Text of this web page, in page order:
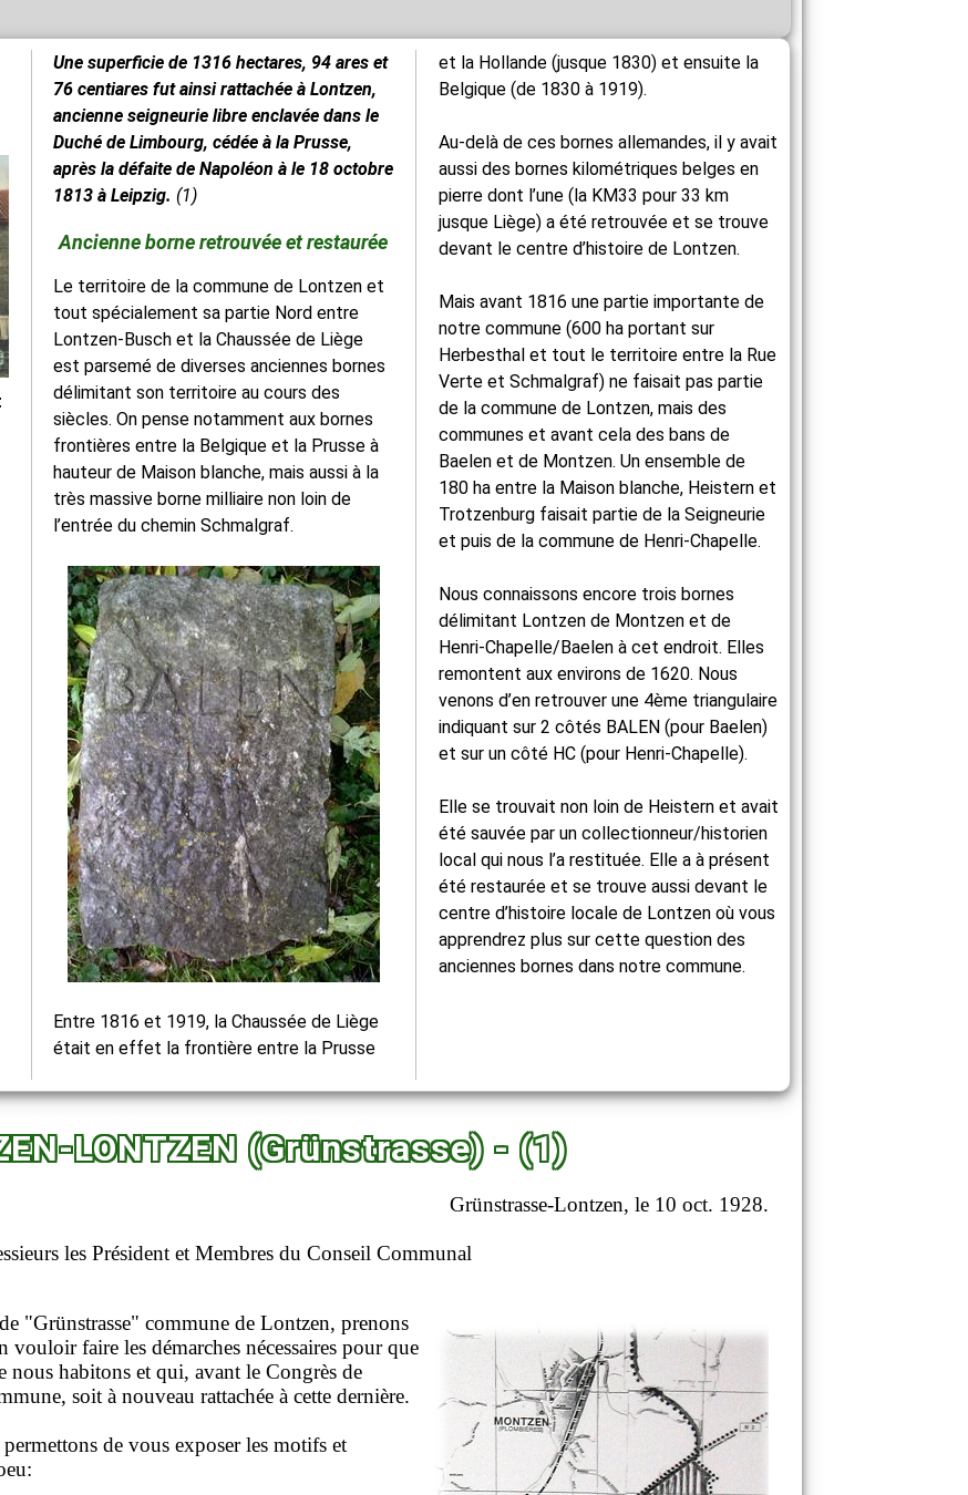
Une superficie de 1316 hectares, 94 ares et
76 centiares fut ainsi rattachée à Lontzen,
ancienne seigneurie libre enclavée dans le
Duché de Limbourg, cédée à la Prusse,
après la défaite de Napoléon à le 18 octobre
1813 à Leipzig. (1)
Ancienne borne retrouvée et restaurée
Le territoire de la commune de Lontzen et
tout spécialement sa partie Nord entre
Lontzen-Busch et la Chaussée de Liège
est parsemé de diverses anciennes bornes
délimitant son territoire au cours des
siècles. On pense notamment aux bornes
frontières entre la Belgique et la Prusse à
hauteur de Maison blanche, mais aussi à la
très massive borne milliaire non loin de
l’entrée du chemin Schmalgraf.
Entre 1816 et 1919, la Chaussée de Liège
était en effet la frontière entre la Prusse
et la Hollande (jusque 1830) et ensuite la
Belgique (de 1830 à 1919).
Au-delà de ces bornes allemandes, il y avait
aussi des bornes kilométriques belges en
pierre dont l’une (la KM33 pour 33 km
jusque Liège) a été retrouvée et se trouve
devant le centre d’histoire de Lontzen.
Mais avant 1816 une partie importante de
notre commune (600 ha portant sur
Herbesthal et tout le territoire entre la Rue
Verte et Schmalgraf) ne faisait pas partie
de la commune de Lontzen, mais des
communes et avant cela des bans de
Baelen et de Montzen. Un ensemble de
180 ha entre la Maison blanche, Heistern et
Trotzenburg faisait partie de la Seigneurie
et puis de la commune de Henri-Chapelle.
Nous connaissons encore trois bornes
délimitant Lontzen de Montzen et de
Henri-Chapelle/Baelen à cet endroit. Elles
remontent aux environs de 1620. Nous
venons d’en retrouver une 4ème triangulaire
indiquant sur 2 côtés BALEN (pour Baelen)
et sur un côté HC (pour Henri-Chapelle).
Elle se trouvait non loin de Heistern et avait
été sauvée par un collectionneur/historien
local qui nous l’a restituée. Elle a à présent
été restaurée et se trouve aussi devant le
centre d’histoire locale de Lontzen où vous
apprendrez plus sur cette question des
anciennes bornes dans notre commune.
LONTZEN (Grünstrasse) - (1)
Grünstrasse-Lontzen, le 10 oct. 1928.
les Président et Membres du Conseil Communal
"Grünstrasse" commune de Lontzen, prenons
vouloir faire les démarches nécessaires pour que
habitons et qui, avant le Congrès de
soit à nouveau rattachée à cette dernière.
de vous exposer les motifs et